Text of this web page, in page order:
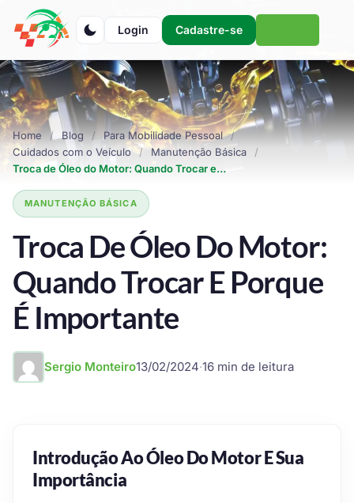
Login Cadastre-se
Home Blog
Para Mobilidade Pessoal
Cuidados com o Veículo
Manutenção Básica
Troca de Óleo do Motor: Quando Trocar e…
MANUTENÇÃO BÁSICA
Troca De Óleo Do Motor:
Quando Trocar E Porque
É Importante
Sergio Monteiro13/02/2024·16 min de leitura
Introdução Ao Óleo Do Motor E Sua
Importância